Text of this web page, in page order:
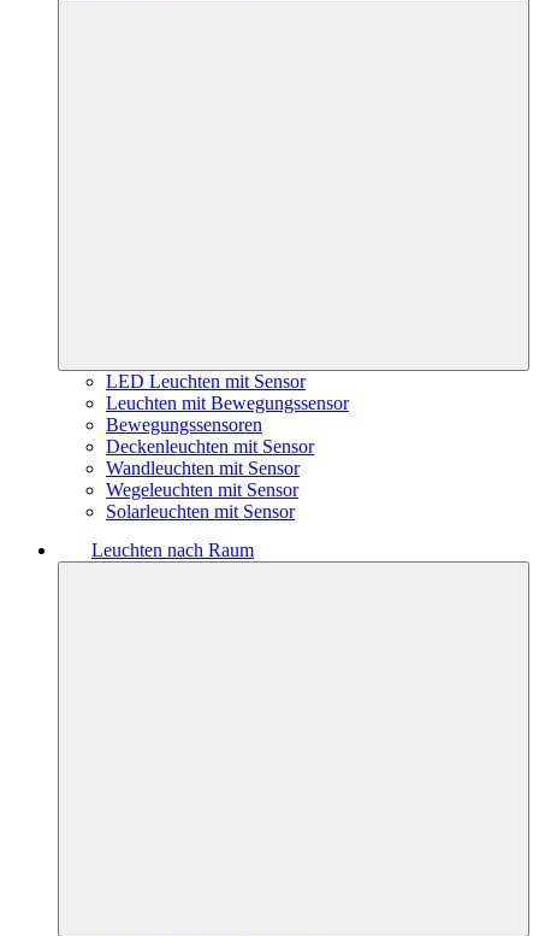
LED Leuchten mit Sensor
Leuchten mit Bewegungssensor
Bewegungssensoren
Deckenleuchten mit Sensor
Wandleuchten mit Sensor
Wegeleuchten mit Sensor
Solarleuchten mit Sensor
Leuchten nach Raum